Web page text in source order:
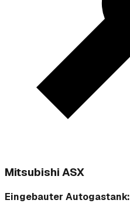
Mitsubishi ASX
Eingebauter Autogastank: